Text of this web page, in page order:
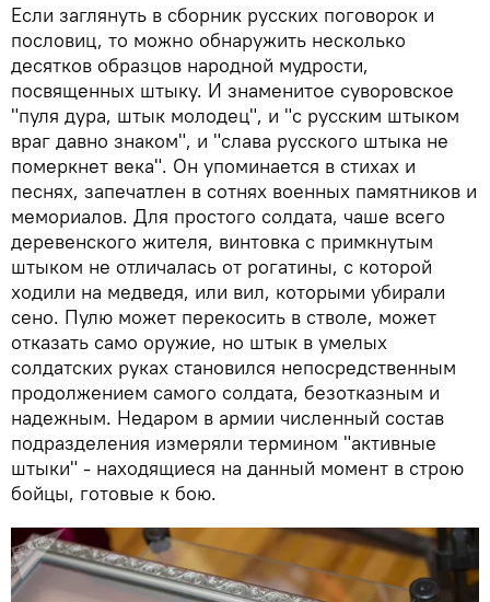
Если заглянуть в сборник русских поговорок и
пословиц, то можно обнаружить несколько
десятков образцов народной мудрости,
посвященных штыку. И знаменитое суворовское
"пуля дура, штык молодец", и "с русским штыком
враг давно знаком", и "слава русского штыка не
померкнет века". Он упоминается в стихах и
песнях, запечатлен в сотнях военных памятников и
мемориалов. Для простого солдата, чаше всего
деревенского жителя, винтовка с примкнутым
штыком не отличалась от рогатины, с которой
ходили на медведя, или вил, которыми убирали
сено. Пулю может перекосить в стволе, может
отказать само оружие, но штык в умелых
солдатских руках становился непосредственным
продолжением самого солдата, безотказным и
надежным. Недаром в армии численный состав
подразделения измеряли термином "активные
штыки" - находящиеся на данный момент в строю
бойцы, готовые к бою.